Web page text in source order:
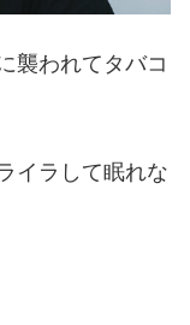
襲われてタバコ
イラして眠れな